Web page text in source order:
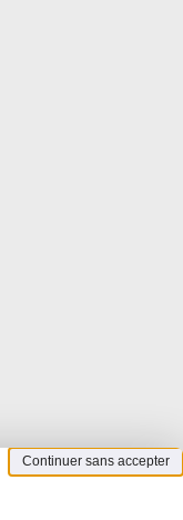
Continuer sans accepter